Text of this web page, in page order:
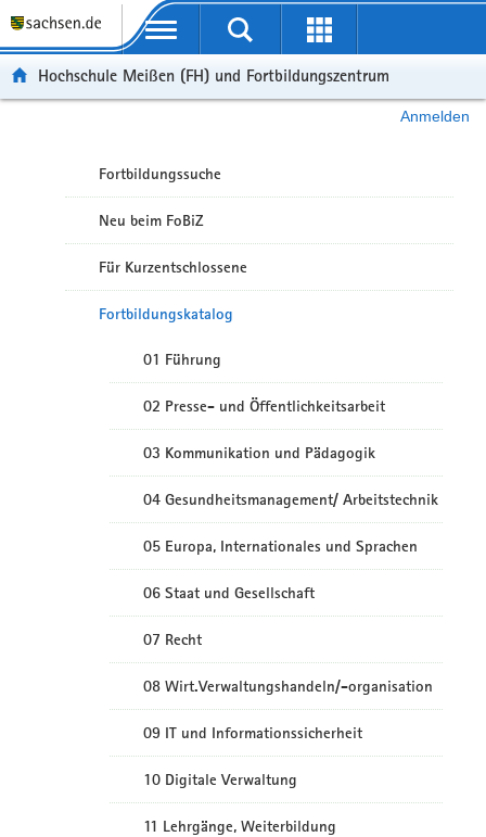
Portalübergreifende Navigation
Hochschule Meißen (FH) und Fortbildungszentrum
Anmelden
Fortbildungssuche
Neu beim FoBiZ
Für Kurzentschlossene
Fortbildungskatalog
01 Führung
02 Presse- und Öffentlichkeitsarbeit
03 Kommunikation und Pädagogik
04 Gesundheitsmanagement/ Arbeitstechnik
05 Europa, Internationales und Sprachen
06 Staat und Gesellschaft
07 Recht
08 Wirt.Verwaltungshandeln/-organisation
09 IT und Informationssicherheit
10 Digitale Verwaltung
11 Lehrgänge, Weiterbildung